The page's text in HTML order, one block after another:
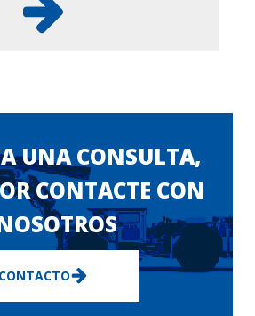
UNA CONSULTA,
CONTACTE CON
CONTACTO